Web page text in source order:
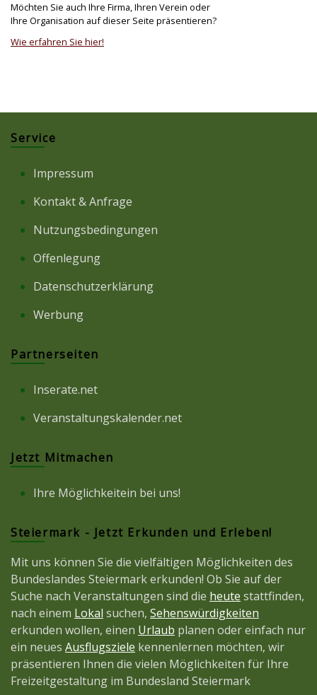
Möchten Sie auch Ihre Firma, Ihren Verein oder
Ihre Organisation auf dieser Seite präsentieren?
Wie erfahren Sie hier!
Service
Impressum
Kontakt & Anfrage
Nutzungsbedingungen
Offenlegung
Datenschutzerklärung
Werbung
Partnerseiten
Inserate.net
Veranstaltungskalender.net
Jetzt Mitmachen
Ihre Möglichkeitein bei uns!
Steiermark - Jetzt Erkunden und Erleben!
Mit uns können Sie die vielfältigen Möglichkeiten des
Bundeslandes Steiermark erkunden! Ob Sie auf der
Suche nach Veranstaltungen sind die heute stattfinden,
nach einem Lokal suchen, Sehenswürdigkeiten
erkunden wollen, einen Urlaub planen oder einfach nur
ein neues Ausflugsziele kennenlernen möchten, wir
präsentieren Ihnen die vielen Möglichkeiten für Ihre
Freizeitgestaltung im Bundesland Steiermark